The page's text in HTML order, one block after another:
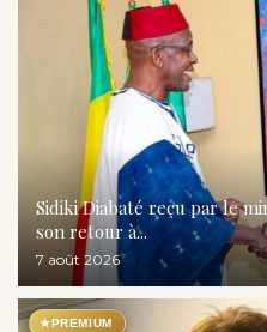
Sidiki Diabaté reçu par le
son retour à...
7 août 2026
★PREMIUM